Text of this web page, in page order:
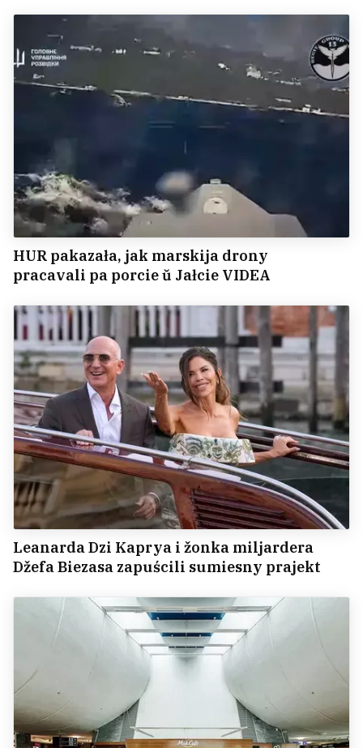
HUR pakazała, jak marskija drony
pracavali pa porcie ŭ Jałcie VIDEA
Leanarda Dzi Kaprya i žonka miljardera
Džefa Biezasa zapuścili sumiesny prajekt